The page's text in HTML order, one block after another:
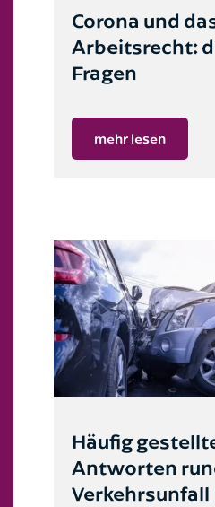
Corona und
Arbeitsrecht:
Fragen
mehr lesen
Häufig
Antworten
Verkehrsunfall